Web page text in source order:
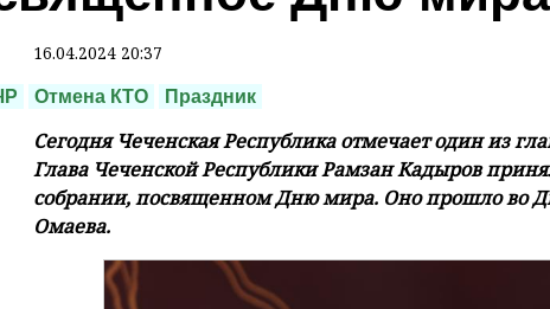
16.04.2024 20:37
Отмена КТО Праздник
Сегодня Чеченская Республика отмечает один из
Глава Чеченской Республики Рамзан Кадыров
собрании, посвященном Дню мира. Оно прошло во
Омаева.